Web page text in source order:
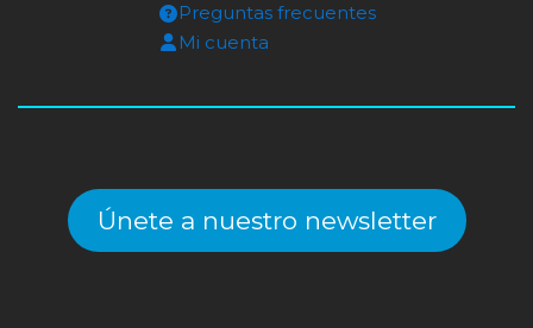
Preguntas frecuentes
Mi cuenta
Únete a nuestro newsletter